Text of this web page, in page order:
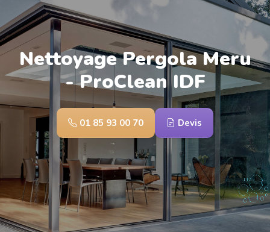
Nettoyage Pergola Meru
- ProClean IDF
01 85 93 00 70 Devis